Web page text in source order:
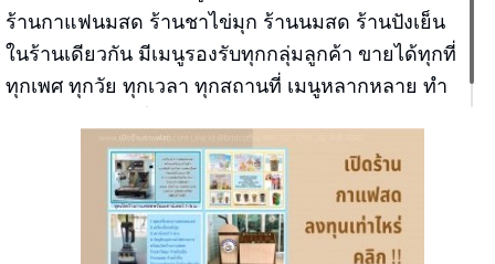
ร้านกาแฟนมสด ร้านชาไข่มุก ร้านนมสด ร้านปังเย็น
ในร้านเดียวกัน มีเมนูรองรับทุกกลุ่มลูกค้า ขายได้ทุกที่
ทุกเพศ ทุกวัย ทุกเวลา ทุกสถานที่ เมนูหลากหลาย ทำ